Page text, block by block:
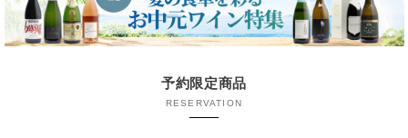
予約限定商品
RESERVATION